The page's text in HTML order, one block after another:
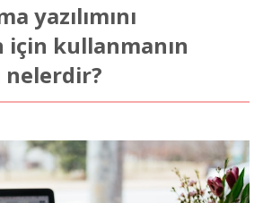
yazılımını
için kullanmanın
nelerdir?